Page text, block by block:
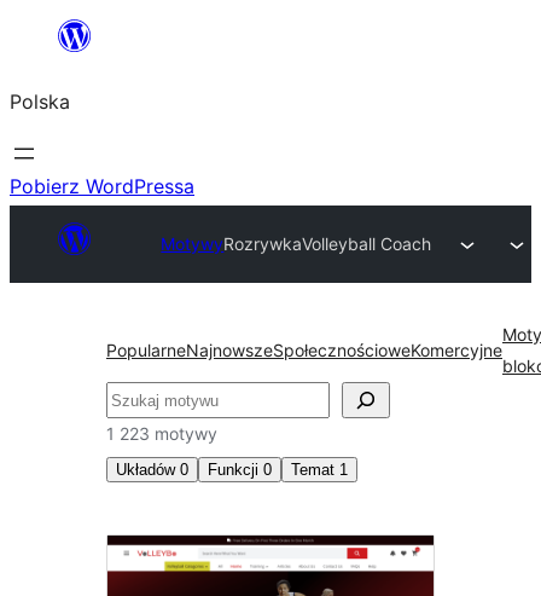
Przejdź
treści
Polska
Pobierz WordPressa
MotywyRozrywkaVolleyball Coach
PopularneNajnowszeSpołecznościoweKomercyjne
Szukaj
1 223 motywy
Układów 0 Funkcji 0 Temat 1
Rozrywka